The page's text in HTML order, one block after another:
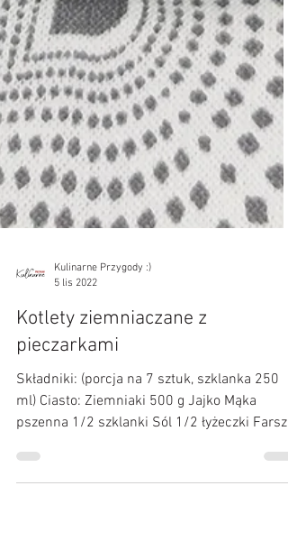
Kulinarne Przygody :)
5 lis 2022
Kotlety ziemniaczane z
pieczarkami
Składniki: (porcja na 7 sztuk, szklanka 250
pszenna 1/2 szklanki Sól 1/2 łyżeczki Farsz:
Pieczarki...